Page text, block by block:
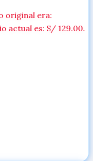
original era:
actual es: S/ 129.00.